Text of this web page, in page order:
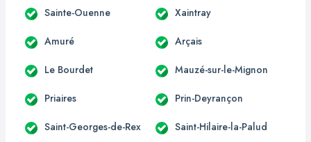
Sainte-Ouenne Xaintray
Amuré Arçais
Le Bourdet Mauzé-sur-le-Mignon
Priaires Prin-Deyrançon
Saint-Georges-de-Rex Saint-Hilaire-la-Palud